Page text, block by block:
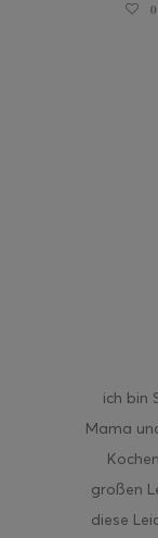
0
ich bin
Mama
großen
diese